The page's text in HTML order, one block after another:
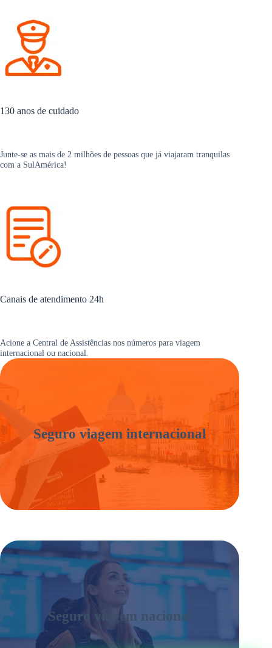
130 anos de cuidado
Junte-se as mais de 2 milhões de pessoas que já viajaram tranquilas
com a SulAmérica!
Canais de atendimento 24h
Acione a Central de Assistências nos números para viagem
internacional ou nacional.
Seguro viagem internacional
Seguro viagem nacional